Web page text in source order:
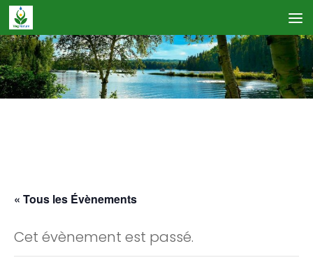
Skip to content
« Tous les Évènements
Cet évènement est passé.